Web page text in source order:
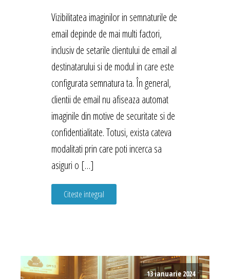
Vizibilitatea imaginilor in semnaturile de
email depinde de mai multi factori,
inclusiv de setarile clientului de email al
destinatarului si de modul in care este
configurata semnatura ta. În general,
clientii de email nu afiseaza automat
imaginile din motive de securitate si de
confidentialitate. Totusi, exista cateva
modalitati prin care poti incerca sa
asiguri o […]
Citeste integral
13 ianuarie 2024